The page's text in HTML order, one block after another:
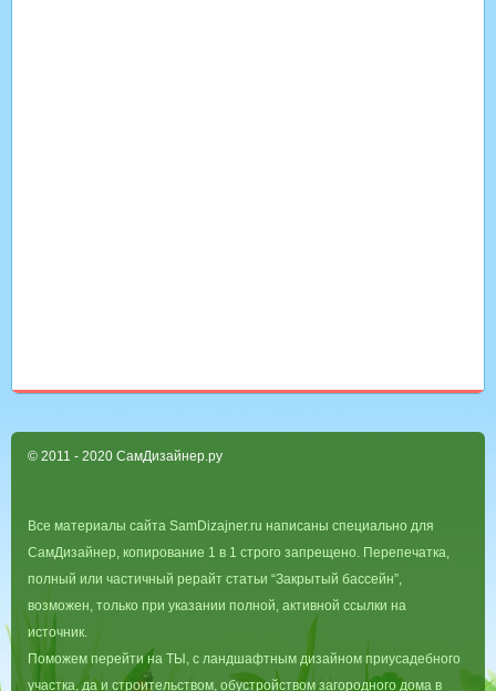
© 2011 - 2020 СамДизайнер.ру
Все материалы сайта SamDizajner.ru написаны специально для
СамДизайнер, копирование 1 в 1 строго запрещено. Перепечатка,
полный или частичный рерайт статьи “Закрытый бассейн”,
возможен, только при указании полной, активной ссылки на
источник.
Поможем перейти на ТЫ, с ландшафтным дизайном приусадебного
участка, да и строительством, обустройством загородного дома в